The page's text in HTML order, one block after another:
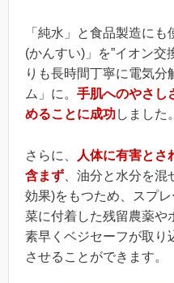
「純水」と食品製造に
(かんすい)」を”イオン交
りも長時間丁寧に電気分
ム」に。 手肌へのやさし
めることに成功しました。
さらに、
人体に有害とさ
含まず 、油分と水分を
効果)をもつため、スプ
菜に付着した残留農薬や
素早くベジセーフが取り
させることができます。